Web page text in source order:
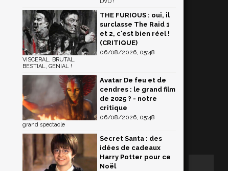
THE FURIOUS : oui, il
surclasse The Raid 1
et 2, c'est bien réel !
(CRITIQUE)
06/08/2026, 05:48
VISCERAL, BRUTAL,
BESTIAL, GENIAL !
Avatar De feu et de
cendres : le grand film
de 2025 ? - notre
critique
06/08/2026, 05:48
grand spectacle
Secret Santa : des
idées de cadeaux
Harry Potter pour ce
Noël